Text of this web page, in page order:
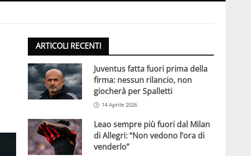
ARTICOLI RECENTI
Juventus fatta fuori prima della
firma: nessun rilancio, non
giocherà per Spalletti
14 Aprile 2026
Leao sempre più fuori dal Milan
di Allegri: “Non vedono l’ora di
venderlo”